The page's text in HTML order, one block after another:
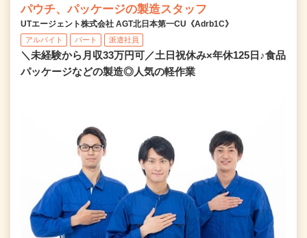
パウチ、パッケージの製造スタッフ
UTエージェント株式会社 AGT北日本第一CU《Adrb1C》
アルバイト パート 派遣社員
＼未経験から月収33万円可／土日祝休み×年休125日♪食品
パッケージなどの製造◎人気の軽作業